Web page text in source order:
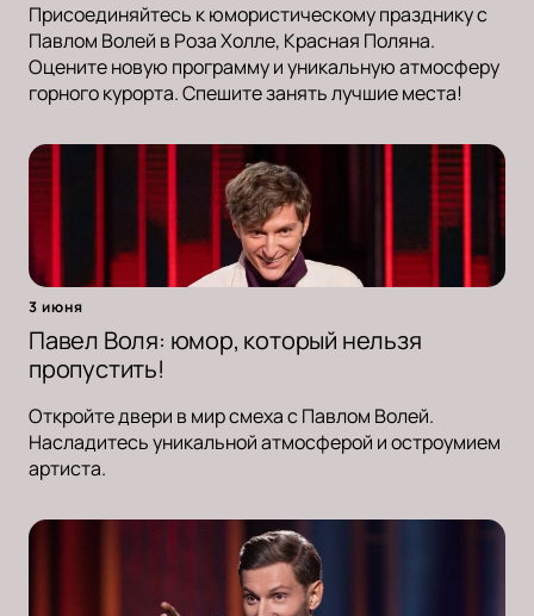
Присоединяйтесь к юмористическому празднику с
Павлом Волей в Роза Холле, Красная Поляна.
Оцените новую программу и уникальную атмосферу
горного курорта. Спешите занять лучшие места!
3 июня
Павел Воля: юмор, который нельзя
пропустить!
Откройте двери в мир смеха с Павлом Волей.
Насладитесь уникальной атмосферой и остроумием
артиста.